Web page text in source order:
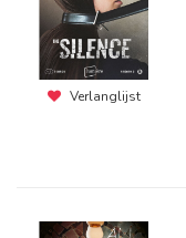
Verlanglijst